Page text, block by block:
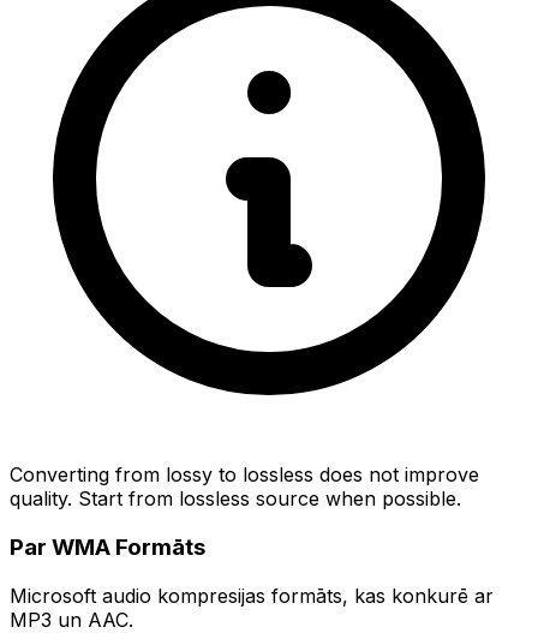
Converting from lossy to lossless does not improve
quality. Start from lossless source when possible.
Par WMA Formāts
Microsoft audio kompresijas formāts, kas konkurē ar
MP3 un AAC.